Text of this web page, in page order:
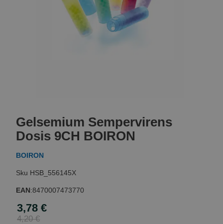
the
beginning
of
the
gallery
Gelsemium Sempervirens
Dosis 9CH BOIRON
BOIRON
HSB_556145X
EAN:8470007473770
Special
Price
3,78 €
4,20 €